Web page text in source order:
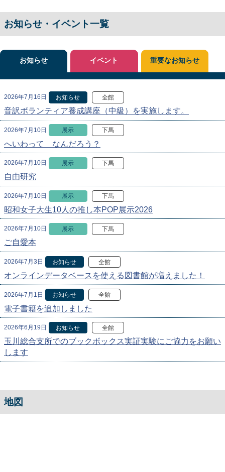
お知らせ・イベント一覧
お知らせ
2026年7月16日 お知らせ 全館
音訳ボランティア養成講座（中級）を実施します。
2026年7月10日 展示 下馬
へいわって なんだろう？
2026年7月10日 展示 下馬
自由研究
2026年7月10日 展示 下馬
昭和女子大生10人の推し本POP展示2026
2026年7月10日 展示 下馬
ご自愛本
2026年7月3日 お知らせ 全館
オンラインデータベースを使える図書館が増えました！
2026年7月1日 お知らせ 全館
電子書籍を追加しました
2026年6月19日 お知らせ 全館
玉川総合支所でのブックボックス実証実験にご協力をお願い
します
イベント 重要なお知らせ
地図